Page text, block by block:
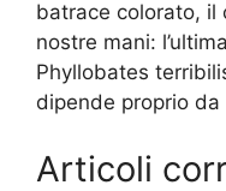
batrace colorato, il
nostre mani:
Phyllobates
dipende proprio da
Articoli